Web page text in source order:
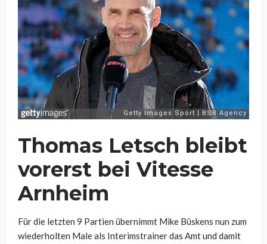
Thomas Letsch bleibt
vorerst bei Vitesse
Arnheim
Für die letzten 9 Partien übernimmt Mike Büskens nun zum
wiederholten Male als Interimstrainer das Amt und damit